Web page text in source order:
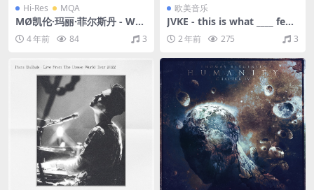
Hi-Res MQA
MØ凯伦·玛丽·菲尔斯丹 - Whe
n I Was Young - EP（2017/
FLAC/EP分轨/234M）(MQA/
4 年前 84 3
欧美音乐
JVKE - this is what ____ feels
like (Vol. 1-4)（2022/FLAC/
分轨/219M）
2 年前 275 3